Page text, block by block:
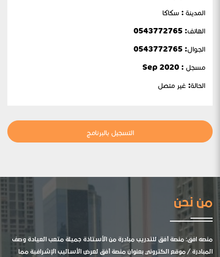
المدينة : سكاكا
الهاتف: 0543772765
الجوال:
مسجل : Sep 2020
الحالة: غير متصل
التسجيل بالبرنامج
من نحن
منصه افق: منصة أفق للتدريب مبادرة من الأستاذة جميلة متعب العيادة وصف
المبادرة / موقع الكتروني بعنوان منصة أفق لعرض الأساليب الإشرافية مما